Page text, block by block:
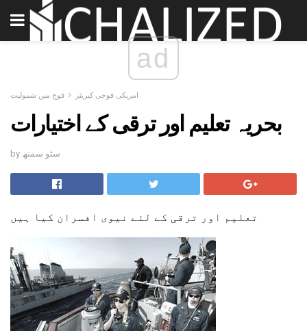
ad
امریکی فوجی کیریئر فوج میں شمولیت
بحریہ تعلیم اور ترقی کے اختیارات
by سٹو سمتھ
تعلیم اور ترقی کے لئے نیوی افسران کیا ہیں